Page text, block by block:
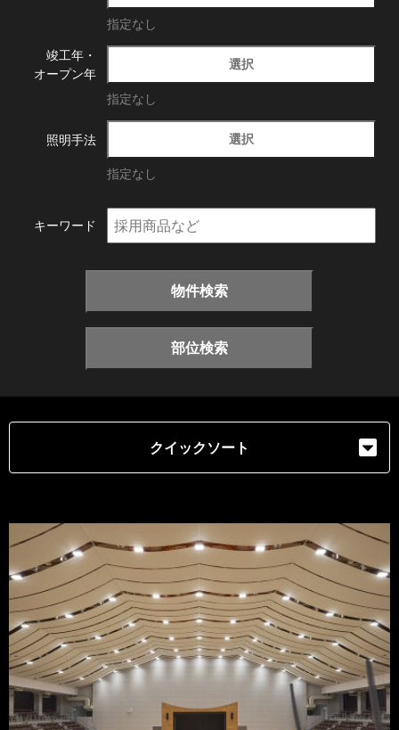
指定なし
竣工年・
オープン年
選択
指定なし
照明手法 選択
指定なし
キーワード
物件検索
部位検索
クイックソート